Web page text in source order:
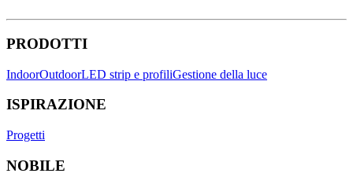
PRODOTTI
IndoorOutdoorLED strip e profiliGestione della luce
ISPIRAZIONE
Progetti
NOBILE